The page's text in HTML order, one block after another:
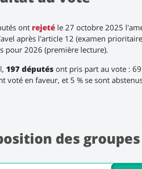
ont rejeté le 27 octobre 2025
après l'article 12 (examen
pour 2026 (première lecture).
197 députés ont pris part au vote :
voté en faveur, et 5 % se sont
des groupes